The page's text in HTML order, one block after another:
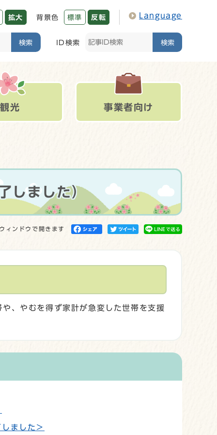
拡大 背景色 標準 反転 Language
検索 ID検索 検索
観光 事業者向け
しました）
ィンドウで開きます
、やむを得ず家計が急変した世帯を支援
ました＞